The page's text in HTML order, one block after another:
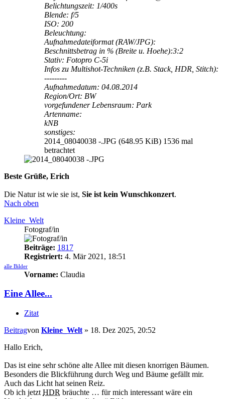
Belichtungszeit: 1/400s
Blende: f/5
ISO: 200
Beleuchtung:
Aufnahmedateiformat (RAW/JPG):
Beschnittsbetrag in % (Breite u. Hoehe):3:2
Stativ: Fotopro C-5i
Infos zu Multishot-Techniken (z.B. Stack, HDR, Stitch):
---------
Aufnahmedatum: 04.08.2014
Region/Ort: BW
vorgefundener Lebensraum: Park
Artenname:
kNB
sonstiges:
2014_08040038 -.JPG (648.95 KiB) 1536 mal
betrachtet
Beste Grüße, Erich
Die Natur ist wie sie ist, Sie ist kein Wunschkonzert.
Nach oben
Kleine_Welt
Fotograf/in
Beiträge: 1817
Registriert: 4. Mär 2021, 18:51
alle Bilder
Vorname: Claudia
Eine Allee...
Zitat
Beitragvon Kleine_Welt » 18. Dez 2025, 20:52
Hallo Erich,
Das ist eine sehr schöne alte Allee mit diesen knorrigen Bäumen.
Besonders die Blickführung durch Weg und Bäume gefällt mir.
Auch das Licht hat seinen Reiz.
Ob ich jetzt HDR bräuchte … für mich interessant wäre ein